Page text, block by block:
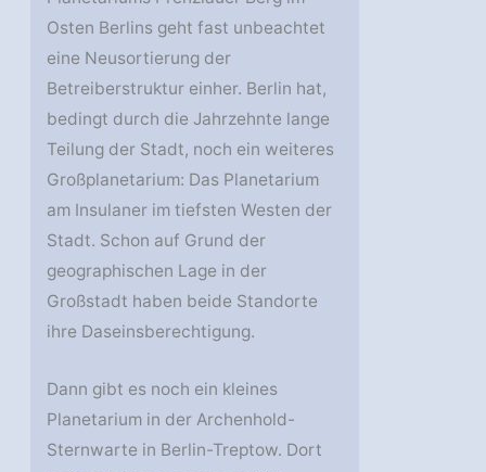
Osten Berlins geht fast unbeachtet
eine Neusortierung der
Betreiberstruktur einher. Berlin hat,
bedingt durch die Jahrzehnte lange
Teilung der Stadt, noch ein weiteres
Großplanetarium: Das Planetarium
am Insulaner im tiefsten Westen der
Stadt. Schon auf Grund der
geographischen Lage in der
Großstadt haben beide Standorte
ihre Daseinsberechtigung.
Dann gibt es noch ein kleines
Planetarium in der Archenhold-
Sternwarte in Berlin-Treptow. Dort